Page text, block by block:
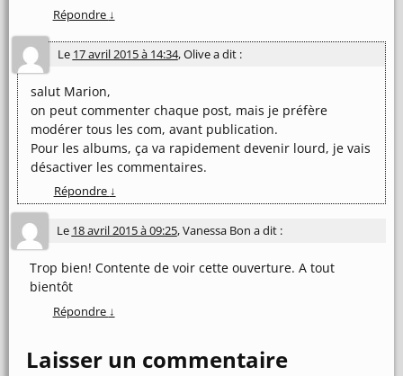
Répondre ↓
Le 17 avril 2015 à 14:34,Olivea dit :
salut Marion,
on peut commenter chaque post, mais je préfère
modérer tous les com, avant publication.
Pour les albums, ça va rapidement devenir lourd, je vais
désactiver les commentaires.
Répondre ↓
Le 18 avril 2015 à 09:25,Vanessa Bon a dit :
Trop bien! Contente de voir cette ouverture. A tout
bientôt
Répondre ↓
Laisser un commentaire